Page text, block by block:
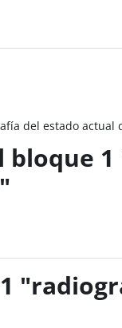
del estado actual
bloque